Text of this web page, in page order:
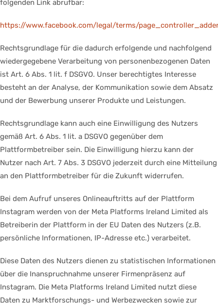
folgenden Link abrufbar:
https://www.facebook.com/legal/terms/
Rechtsgrundlage für die dadurch erfolgende und nachfolgend
wiedergegebene Verarbeitung von personenbezogenen Daten
ist Art. 6 Abs. 1 lit. f DSGVO. Unser berechtigtes Interesse
besteht an der Analyse, der Kommunikation sowie dem Absatz
und der Bewerbung unserer Produkte und Leistungen.
Rechtsgrundlage kann auch eine Einwilligung des Nutzers
gemäß Art. 6 Abs. 1 lit. a DSGVO gegenüber dem
Plattformbetreiber sein. Die Einwilligung hierzu kann der
Nutzer nach Art. 7 Abs. 3 DSGVO jederzeit durch eine Mitteilung
an den Plattformbetreiber für die Zukunft widerrufen.
Bei dem Aufruf unseres Onlineauftritts auf der Plattform
Instagram werden von der Meta Platforms Ireland Limited als
Betreiberin der Plattform in der EU Daten des Nutzers (z.B.
persönliche Informationen, IP-Adresse etc.) verarbeitet.
Diese Daten des Nutzers dienen zu statistischen Informationen
über die Inanspruchnahme unserer Firmenpräsenz auf
Instagram. Die Meta Platforms Ireland Limited nutzt diese
Daten zu Marktforschungs- und Werbezwecken sowie zur